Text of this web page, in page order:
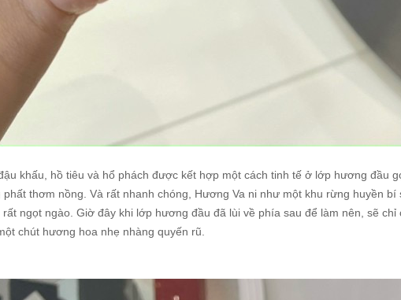
khấu, hồ tiêu và hổ phách được kết hợp một cách tinh tế ở lớp hương đầu
thơm nồng. Và rất nhanh chóng, Hương Va ni như một khu rừng huyền
ngọt ngào. Giờ đây khi lớp hương đầu đã lùi về phía sau để làm nên, sẽ
chút hương hoa nhẹ nhàng quyến rũ.